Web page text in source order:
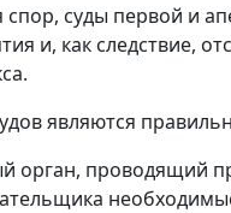
суды первой и
и, как следствие,
являются
орган, проводящий